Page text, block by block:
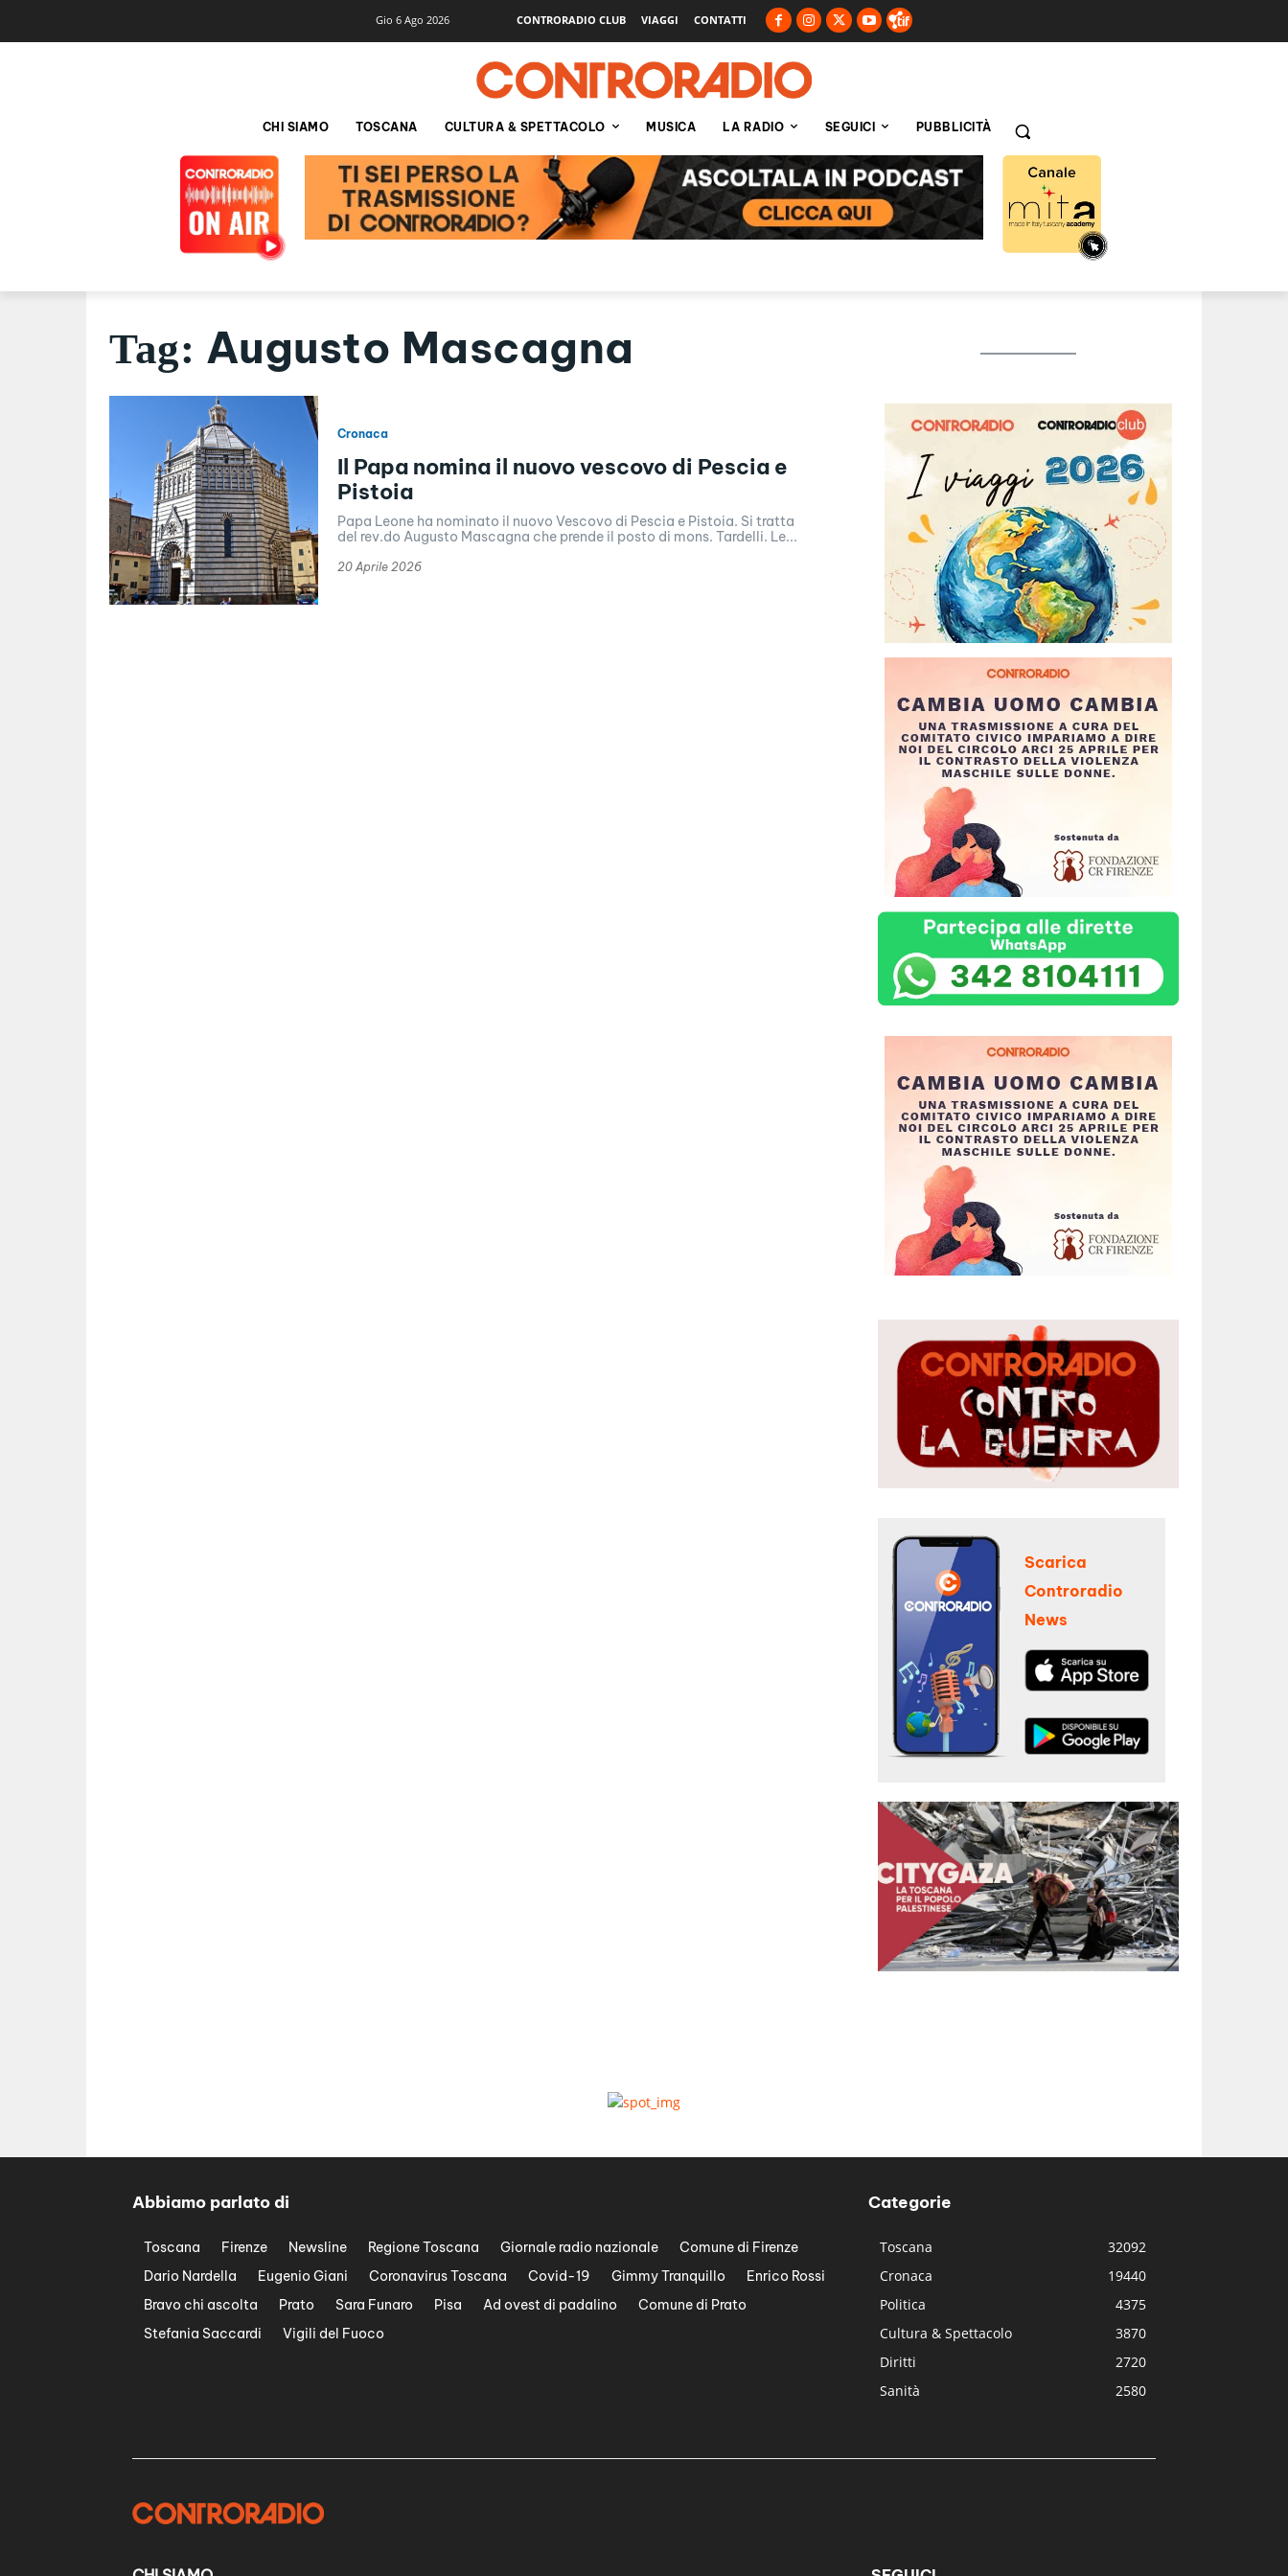
Gio 6 Ago 2026 CONTRORADIO CLUB VIAGGI CONTATTI
CHI SIAMO TOSCANA CULTURA & SPETTACOLO MUSICA LA RADIO SEGUICI PUBBLICITÀ
Tag: Augusto Mascagna
Cronaca
Il Papa nomina il nuovo vescovo di Pescia e
Pistoia
Papa Leone ha nominato il nuovo Vescovo di Pescia e Pistoia. Si tratta
del rev.do Augusto Mascagna che prende il posto di mons. Tardelli. Le...
20 Aprile 2026
Scarica
Controradio
News
Abbiamo parlato di
Toscana Firenze Newsline Regione Toscana Giornale radio nazionale
Comune di Firenze
Dario Nardella
Eugenio Giani Coronavirus Toscana Covid-19 Gimmy Tranquillo
Enrico Rossi
Bravo chi ascolta
Prato Sara Funaro Pisa Ad ovest di padalino
Comune di Prato
Stefania Saccardi
Vigili del Fuoco
Categorie
Toscana
32092
Cronaca
19440
Politica
4375
Cultura & Spettacolo
3870
Diritti
2720
Sanità
2580